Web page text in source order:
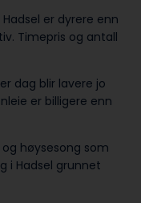
er dyrere enn
Timepris og antall
dag blir lavere jo
er billigere enn
høysesong som
i Hadsel grunnet